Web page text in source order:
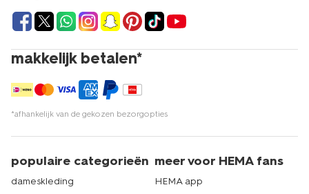
makkelijk betalen*
*afhankelijk van de gekozen bezorgopties
populaire categorieën
dameskleding
meer voor HEMA fans
HEMA app